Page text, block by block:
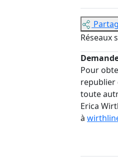
Réseaux
Pour
republier
toute
Erica
à